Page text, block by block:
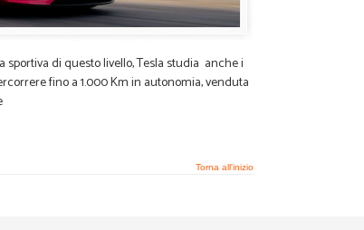
di questo livello, Tesla studia anche i
fino a 1.000 Km in autonomia, venduta
Torna all'inizio